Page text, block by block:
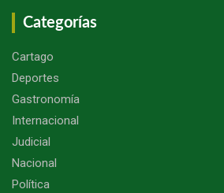
Categorías
Cartago
Deportes
Gastronomía
Internacional
Judicial
Nacional
Política